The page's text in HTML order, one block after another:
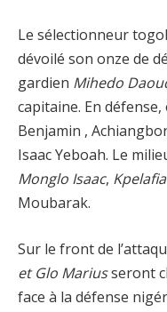
Le sélectionneur
dévoilé son onze de
gardien Mihedo
capitaine. En
Benjamin ,
Isaac Yeboah. Le
Monglo Isaac,
Moubarak.
Sur le front de
et Glo Mariusseront
face à la défense